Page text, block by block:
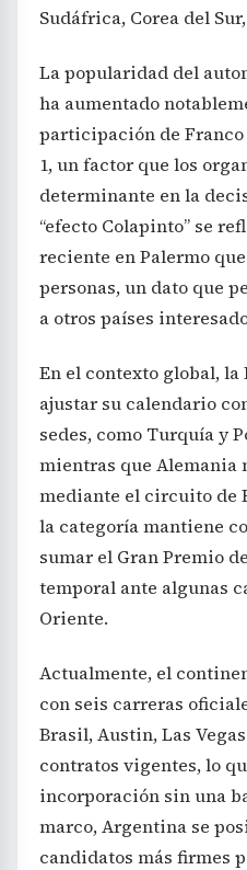
Sudáfrica, Corea del
La popularidad del
ha aumentado
participación de
1, un factor que los
determinante en la
“efecto Colapinto” se
reciente en Palermo
personas, un dato que
a otros países
En el contexto global, la
ajustar su calendario
sedes, como Turquía y
mientras que Alemania
mediante el circuito de
la categoría mantiene
sumar el Gran Premio
temporal ante algunas
Oriente.
Actualmente, el
con seis carreras
Brasil, Austin, Las
contratos vigentes, lo
incorporación sin una
marco, Argentina se
candidatos más firmes